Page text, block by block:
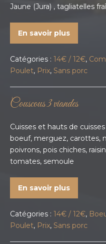
Jaune (Jura) , tagliatelles
En savoir plus
Catégories : 14€ / 12€,
Poulet, Prix, Sans porc
Couscous 3 viandes
Cuisses et hauts de
boeuf, merguez, carottes,
poivrons, pois chiches,
tomates, semoule
En savoir plus
Catégories : 14€ / 12€,
Poulet, Prix, Sans porc